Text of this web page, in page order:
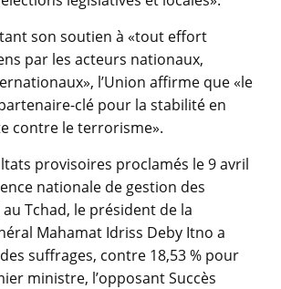
son soutien à «tout effort
par les acteurs nationaux,
l’Union affirme que «le
clé pour la stabilité en
contre le terrorisme».
provisoires proclamés le 9 avril
nationale de gestion des
Tchad, le président de la
Mahamat Idriss Deby Itno a
suffrages, contre 18,53 % pour
ministre, l’opposant Succès